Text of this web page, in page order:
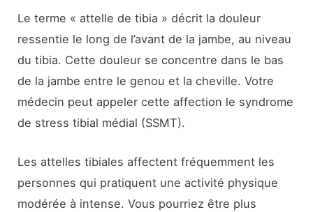
Le terme « attelle de tibia » décrit la douleur
ressentie le long de l’avant de la jambe, au niveau
du tibia. Cette douleur se concentre dans le bas
de la jambe entre le genou et la cheville. Votre
médecin peut appeler cette affection le syndrome
de stress tibial médial (SSMT).
Les attelles tibiales affectent fréquemment les
personnes qui pratiquent une activité physique
modérée à intense. Vous pourriez être plus